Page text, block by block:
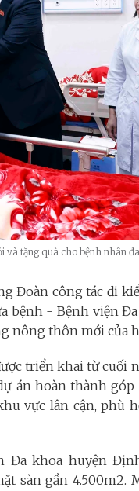
tặng quà cho bệnh nhân
Đoàn công tác đi
bệnh - Bệnh viện
nông thôn mới của
triển khai từ cuối
án hoàn thành
vực lân cận, phù
Đa khoa huyện
sàn gần 4.500m2.